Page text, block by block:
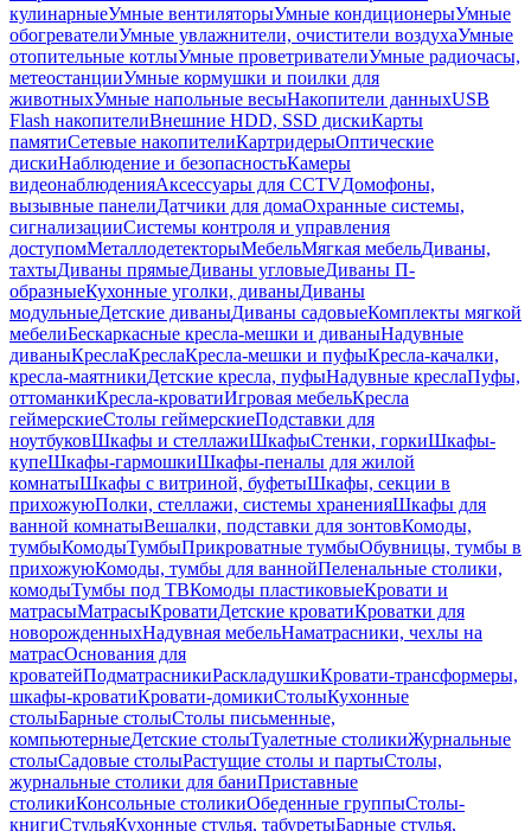
кулинарныеУмные вентиляторыУмные кондиционерыУмные
обогревателиУмные увлажнители, очистители воздухаУмные
отопительные котлыУмные проветривателиУмные радиочасы,
метеостанцииУмные кормушки и поилки для
животныхУмные напольные весыНакопители данныхUSB
Flash накопителиВнешние HDD, SSD дискиКарты
памятиСетевые накопителиКартридерыОптические
дискиНаблюдение и безопасностьКамеры
видеонаблюденияАксессуары для CCTVДомофоны,
вызывные панелиДатчики для домаОхранные системы,
сигнализацииСистемы контроля и управления
доступомМеталлодетекторыМебельМягкая мебельДиваны,
тахтыДиваны прямыеДиваны угловыеДиваны П-
образныеКухонные уголки, диваныДиваны
модульныеДетские диваныДиваны садовыеКомплекты мягкой
мебелиБескаркасные кресла-мешки и диваныНадувные
диваныКреслаКреслаКресла-мешки и пуфыКресла-качалки,
кресла-маятникиДетские кресла, пуфыНадувные креслаПуфы,
оттоманкиКресла-кроватиИгровая мебельКресла
геймерскиеСтолы геймерскиеПодставки для
ноутбуковШкафы и стеллажиШкафыСтенки, горкиШкафы-
купеШкафы-гармошкиШкафы-пеналы для жилой
комнатыШкафы с витриной, буфетыШкафы, секции в
прихожуюПолки, стеллажи, системы храненияШкафы для
ванной комнатыВешалки, подставки для зонтовКомоды,
тумбыКомодыТумбыПрикроватные тумбыОбувницы, тумбы в
прихожуюКомоды, тумбы для ваннойПеленальные столики,
комодыТумбы под ТВКомоды пластиковыеКровати и
матрасыМатрасыКроватиДетские кроватиКроватки для
новорожденныхНадувная мебельНаматрасники, чехлы на
матрасОснования для
кроватейПодматрасникиРаскладушкиКровати-трансформеры,
шкафы-кроватиКровати-домикиСтолыКухонные
столыБарные столыСтолы письменные,
компьютерныеДетские столыТуалетные столикиЖурнальные
столыСадовые столыРастущие столы и партыСтолы,
журнальные столики для баниПриставные
столикиКонсольные столикиОбеденные группыСтолы-
книгиСтульяКухонные стулья, табуретыБарные стулья,